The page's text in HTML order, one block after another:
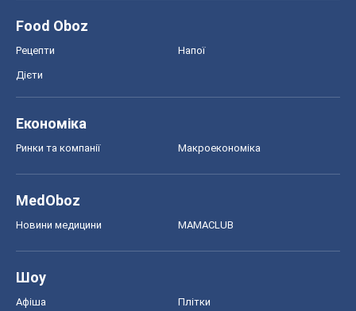
Food Oboz
Рецепти Напої
Дієти
Економіка
Ринки та компанії Макроекономіка
MedOboz
Новини медицини MAMACLUB
Шоу
Афіша Плітки